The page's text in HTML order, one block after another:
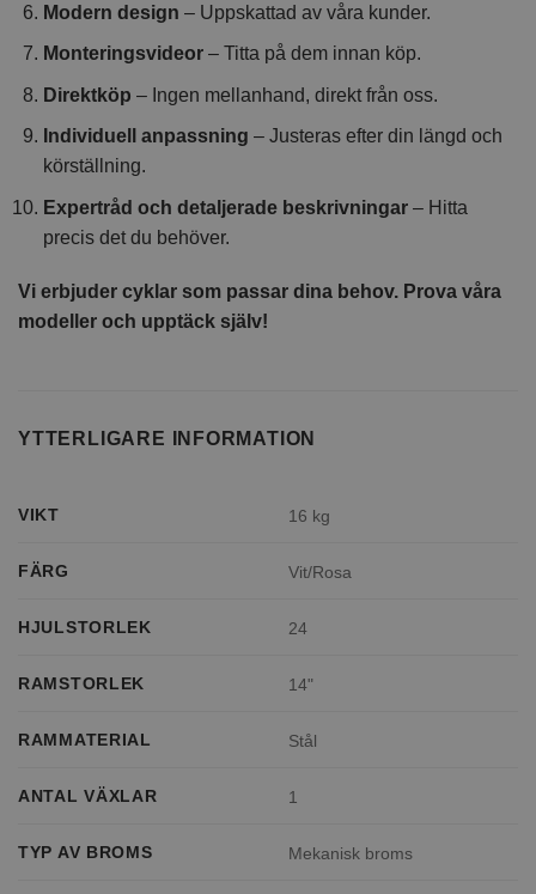
Modern design – Uppskattad av våra kunder.
Monteringsvideor– Titta på dem innan köp.
Direktköp – Ingen mellanhand, direkt från oss.
Individuell anpassning – Justeras efter din längd och
körställning.
Expertråd och detaljerade beskrivningar– Hitta
precis det du behöver.
Vi erbjuder cyklar som passar dina behov. Prova våra
modeller och upptäck själv!
YTTERLIGARE INFORMATION
VIKT 16 kg
FÄRG Vit/Rosa
HJULSTORLEK 24
RAMSTORLEK 14"
RAMMATERIAL Stål
ANTAL VÄXLAR 1
TYP AV BROMS Mekanisk broms